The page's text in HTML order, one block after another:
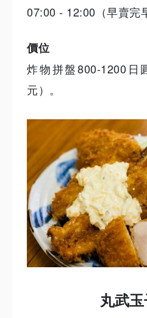
07:00 - 12:00（早賣完
價位
炸物拼盤800-1200日
元）。
丸武